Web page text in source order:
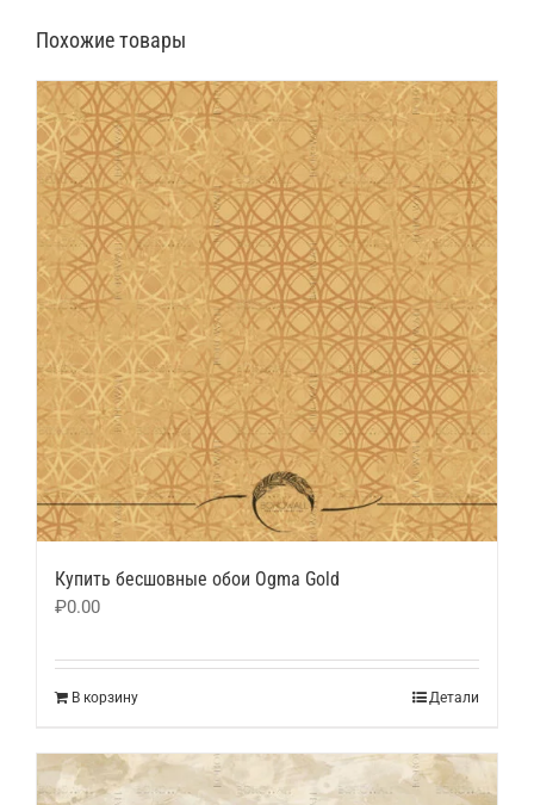
Похожие товары
Купить бесшовные обои Ogma Gold
₽0.00
В корзину Детали